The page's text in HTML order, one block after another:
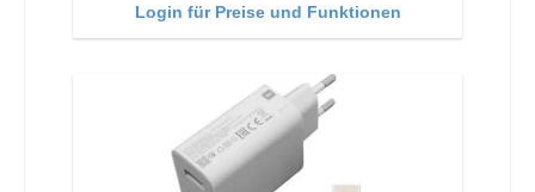
Login für Preise und Funktionen